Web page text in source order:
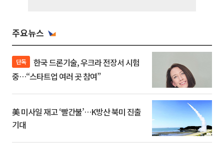
주요뉴스
단독
중…“스타트업 여러 곳 참여”
美 미사일 재고 ‘빨간불’…K방산 북미 진출
기대